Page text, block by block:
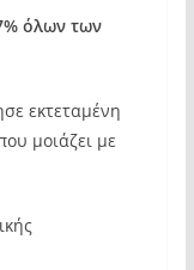
όλων των
εκτεταμένη
μοιάζει με